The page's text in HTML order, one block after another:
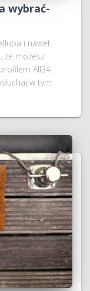
wybrać-
i nawet
że możesz
All34.
w tym